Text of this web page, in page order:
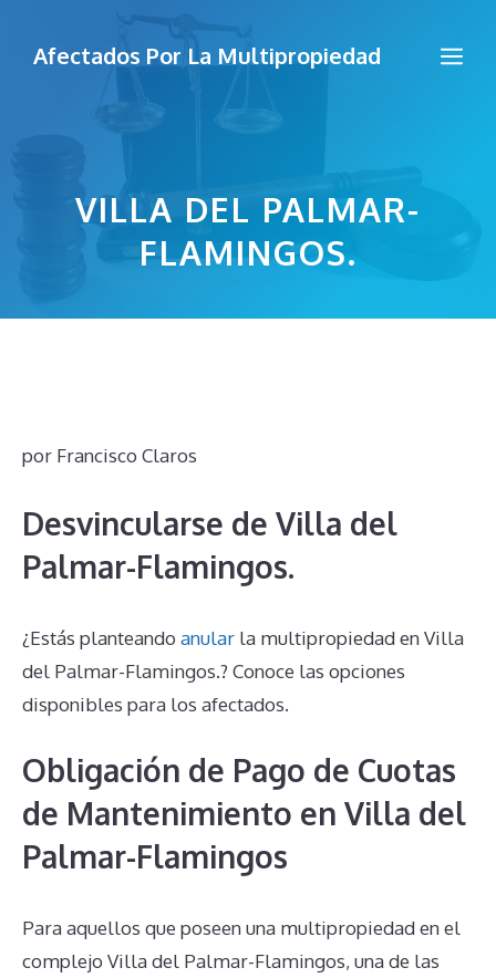
Afectados Por La Multipropiedad
VILLA DEL PALMAR-
FLAMINGOS.
por Francisco Claros
Desvincularse de Villa del
Palmar-Flamingos.
¿Estás planteando anular la multipropiedad en Villa
del Palmar-Flamingos.? Conoce las opciones
disponibles para los afectados.
Obligación de Pago de Cuotas
de Mantenimiento en Villa del
Palmar-Flamingos
Para aquellos que poseen una multipropiedad en el
complejo Villa del Palmar-Flamingos, una de las